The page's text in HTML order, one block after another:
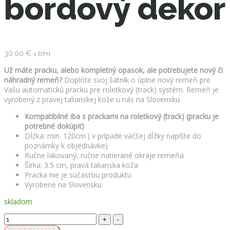
bordový dekor
30.00 € s DPH
Už máte pracku, alebo kompletný opasok, ale potrebujete nový či
náhradný remeň?Doplňte svoj šatník o úplne nový remeň pre
Vašu automatickú pracku pre roletkový (track) systém. Remeň je
vyrobený z pravej talianskej kože u nás na Slovensku.
Kompatibilné iba s prackami na roletkový (track) (pracku je
potrebné dokúpiť)
Dĺžka: min. 120cm ( v prípade väčšej dĺžky napíšte do
poznámky k objednávke)
Ručne lakovaný, ručne natierané okraje remeňa
Šírka: 3.5 cm, pravá talianska koža
Pracka nie je súčasťou produktu
Vyrobené na Slovensku
skladom
Kožený
remeň